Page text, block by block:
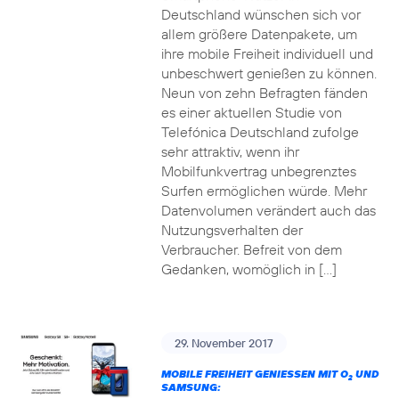
Deutschland wünschen sich vor
allem größere Datenpakete, um
ihre mobile Freiheit individuell und
unbeschwert genießen zu können.
Neun von zehn Befragten fänden
es einer aktuellen Studie von
Telefónica Deutschland zufolge
sehr attraktiv, wenn ihr
Mobilfunkvertrag unbegrenztes
Surfen ermöglichen würde. Mehr
Datenvolumen verändert auch das
Nutzungsverhalten der
Verbraucher. Befreit von dem
Gedanken, womöglich in […]
29. November 2017
MOBILE FREIHEIT GENIESSEN MIT O 2UND
SAMSUNG: